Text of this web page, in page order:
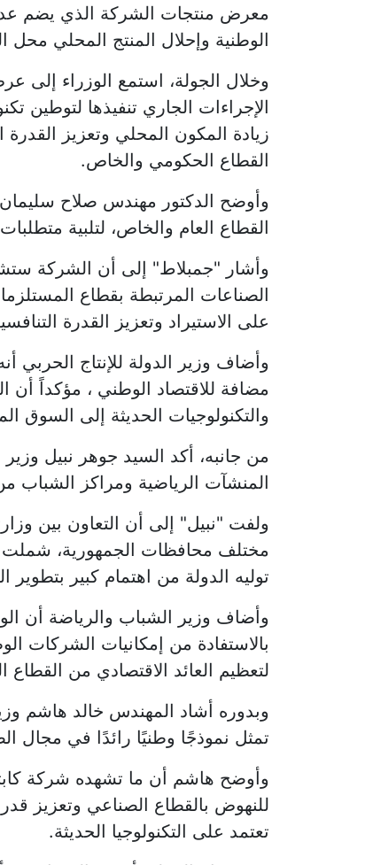
معرض منتجات الشركة الذي يضم
الوطنية وإحلال المنتج المحلي محل
وخلال الجولة، استمع الوزراء إلى
الإجراءات الجاري تنفيذها لتوطين
زيادة المكون المحلي وتعزيز
القطاع الحكومي والخاص.
وأوضح الدكتور مهندس صلاح سليمان
القطاع العام والخاص، لتلبية
وأشار "جمبلاط" إلى أن الشركة
الصناعات المرتبطة بقطاع
على الاستيراد وتعزيز القدرة
وأضاف وزير الدولة للإنتاج
مضافة للاقتصاد الوطني ، مؤكداً أن
والتكنولوجيات الحديثة إلى السوق
من جانبه، أكد السيد جوهر نبيل
المنشآت الرياضية ومراكز الشباب
ولفت "نبيل" إلى أن التعاون بين
مختلف محافظات الجمهورية، شملت
توليه الدولة من اهتمام كبير بتطوير
وأضاف وزير الشباب والرياضة أن
بالاستفادة من إمكانيات الشركات
لتعظيم العائد الاقتصادي من القطاع
وبدوره أشاد المهندس خالد هاشم
تمثل نموذجًا وطنيًا رائدًا في مجال
وأوضح هاشم أن ما تشهده شركة
للنهوض بالقطاع الصناعي وتعزيز
تعتمد على التكنولوجيا الحديثة.